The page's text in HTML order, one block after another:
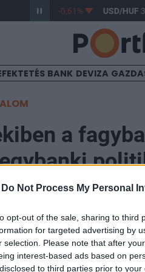
Do Not Process My Personal
opt-out of the sale, sharing to third
for targeted advertising by
selection. Please note that after
interest-based ads based on
to third parties prior to
363,17 -0,61% USD/HUF
BANK DEVIZA
a
hogy miért nem
növekedés támogatása